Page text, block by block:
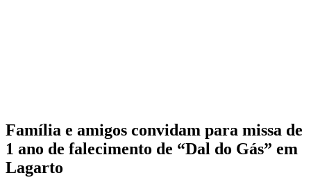
Família e amigos convidam para missa de
1 ano de falecimento de “Dal do Gás” em
Lagarto